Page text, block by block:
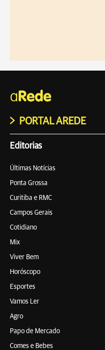
PORTAL AREDE
Editorias
Últimas Notícias
Ponta Grossa
Curitiba e RMC
Campos Gerais
Cotidiano
Mix
Viver Bem
Horóscopo
Esportes
Vamos Ler
Agro
Papo de Mercado
Comes e Bebes